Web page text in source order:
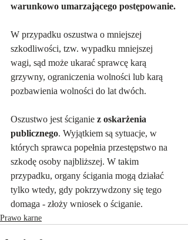
warunkowo umarzającego postępowanie.
W przypadku oszustwa o mniejszej
szkodliwości, tzw. wypadku mniejszej
wagi, sąd może ukarać sprawcę karą
grzywny, ograniczenia wolności lub karą
pozbawienia wolności do lat dwóch.
Oszustwo jest ściganie z oskarżenia
publicznego. Wyjątkiem są sytuacje, w
których sprawca popełnia przestępstwo na
szkodę osoby najbliższej. W takim
przypadku, organy ścigania mogą działać
tylko wtedy, gdy pokrzywdzony się tego
domaga - złoży wniosek o ściganie.
Prawo karne